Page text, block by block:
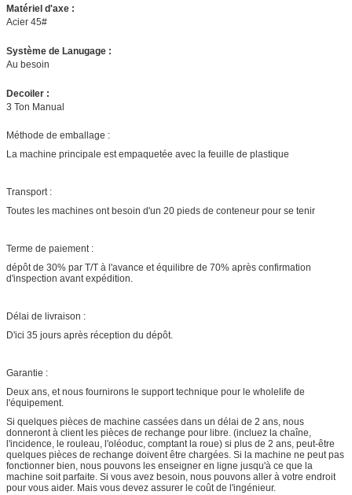
Matériel d'axe :
Acier 45#
Système de Lanugage :
Au besoin
Decoiler :
3 Ton Manual
Méthode de emballage :
La machine principale est empaquetée avec la feuille de plastique
Transport :
Toutes les machines ont besoin d'un 20 pieds de conteneur pour se tenir
Terme de paiement :
dépôt de 30% par T/T à l'avance et équilibre de 70% après confirmation
d'inspection avant expédition.
Délai de livraison :
D'ici 35 jours après réception du dépôt.
Garantie :
Deux ans, et nous fournirons le support technique pour le wholelife de
l'équipement.
Si quelques pièces de machine cassées dans un délai de 2 ans, nous
donneront à client les pièces de rechange pour libre. (incluez la chaîne,
l'incidence, le rouleau, l'oléoduc, comptant la roue) si plus de 2 ans, peut-être
quelques pièces de rechange doivent être chargées. Si la machine ne peut pas
fonctionner bien, nous pouvons les enseigner en ligne jusqu'à ce que la
machine soit parfaite. Si vous avez besoin, nous pouvons aller à votre endroit
pour vous aider. Mais vous devez assurer le coût de l'ingénieur.